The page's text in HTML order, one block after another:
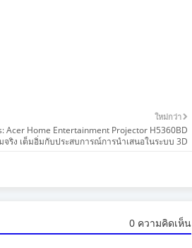
ใหม่กว่า
Acer Home Entertainment Projector H5360BD
จริง เต็มอิ่มกับประสบการณ์การนำเสนอในระบบ 3D
0 ความคิดเห็น